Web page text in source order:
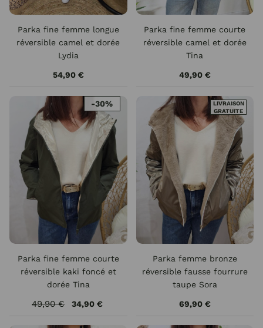
Parka fine femme longue
réversible camel et dorée
Lydia
54,90 €
Parka fine femme courte
réversible camel et dorée
Tina
49,90 €
Parka fine femme courte
réversible kaki foncé et
dorée Tina
49,90 € 34,90 €
-30%
LIVRAISON
GRATUITE
Parka femme bronze
réversible fausse fourrure
taupe Sora
69,90 €